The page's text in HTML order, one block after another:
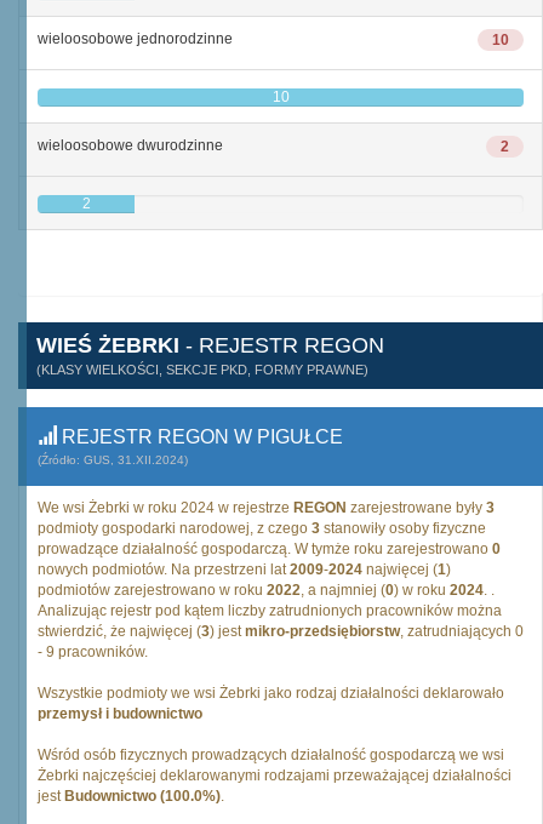
10
wieloosobowe jednorodzinne
10
2
wieloosobowe dwurodzinne
2
WIEŚ ŻEBRKI - REJESTR REGON
(KLASY WIELKOŚCI, SEKCJE PKD, FORMY PRAWNE)
REJESTR REGON W PIGUŁCE
(Źródło: GUS, 31.XII.2024)
We wsi Żebrki w roku 2024 w rejestrze REGON zarejestrowane były 3
podmioty gospodarki narodowej, z czego 3 stanowiły osoby fizyczne
prowadzące działalność gospodarczą. W tymże roku zarejestrowano 0
nowych podmiotów. Na przestrzeni lat2009-2024 najwięcej (1)
podmiotów zarejestrowano w roku 2022, a najmniej (0) w roku 2024. .
Analizując rejestr pod kątem liczby zatrudnionych pracowników można
stwierdzić, że najwięcej (3) jestmikro-przedsiębiorstw, zatrudniających 0
- 9 pracowników.
Wszystkie podmioty we wsi Żebrki jako rodzaj działalności deklarowało
przemysł i budownictwo
Wśród osób fizycznych prowadzących działalność gospodarczą we wsi
Żebrki najczęściej deklarowanymi rodzajami przeważającej działalności
jest Budownictwo (100.0%).